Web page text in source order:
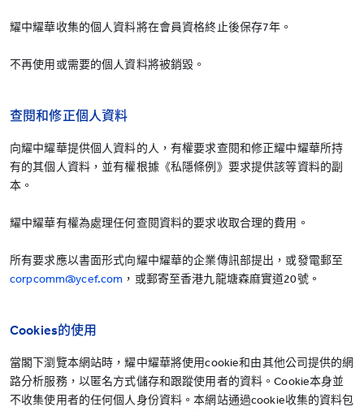
耀中耀華收集的個人資料將在會員資格終止後保存7年。
不再使用或需要的個人資料將被銷毀。
查閱和修正個人資料
向耀中耀華提供個人資料的人，有權要求查閱和修正耀中耀華所持
有的其個人資料，並有權根據《私隱條例》要求提供該等資料的副
本。
耀中耀華有權為處理任何查閱資料的要求收取合理的費用。
所有要求應以書面形式向耀中耀華的企業傳訊部提出，或發電郵至
corpcomm@ycef.com ，或郵寄至香港九龍塘森麻實道20號。
Cookies的使用
當閣下瀏覽本網站時，耀中耀華將使用cookie和由其他公司提供的網
路分析服務，以匿名方式儲存和跟蹤使用者的資料。Cookie本身並
不收集使用者的任何個人身份資料。本網站通過cookie收集的資料包